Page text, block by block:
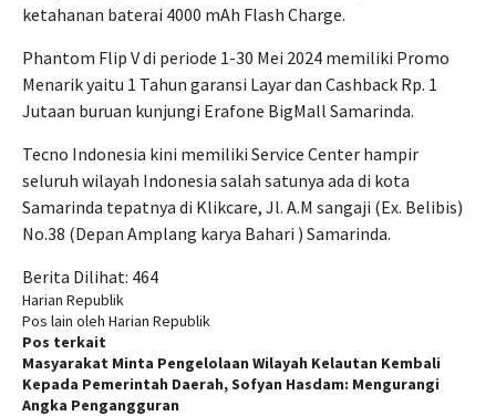
ketahanan baterai 4000 mAh Flash Charge.
Phantom Flip V di periode 1-30 Mei 2024 memiliki Promo
Menarik yaitu 1 Tahun garansi Layar dan Cashback Rp. 1
Jutaan buruan kunjungi Erafone BigMall Samarinda.
Tecno Indonesia kini memiliki Service Center hampir
seluruh wilayah Indonesia salah satunya ada di kota
Samarinda tepatnya di Klikcare, Jl. A.M sangaji (Ex. Belibis)
No.38 (Depan Amplang karya Bahari ) Samarinda.
Berita Dilihat: 464
Harian Republik
Pos lain oleh Harian Republik
Pos terkait
Masyarakat Minta Pengelolaan Wilayah Kelautan Kembali
Kepada Pemerintah Daerah, Sofyan Hasdam: Mengurangi
Angka Pengangguran